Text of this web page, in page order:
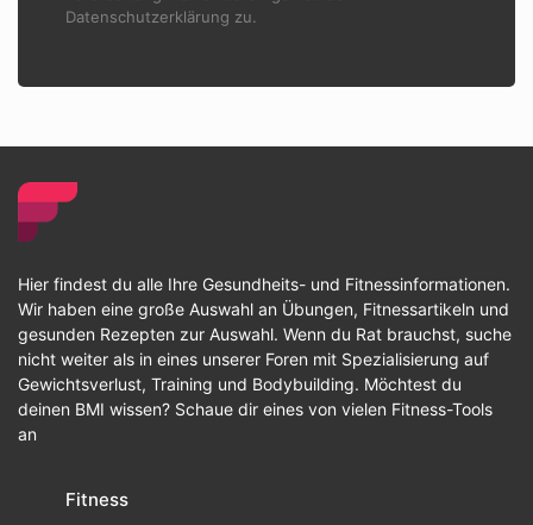
Datenschutzerklärung zu.
Hier findest du alle Ihre Gesundheits- und Fitnessinformationen.
Wir haben eine große Auswahl an Übungen, Fitnessartikeln und
gesunden Rezepten zur Auswahl. Wenn du Rat brauchst, suche
nicht weiter als in eines unserer Foren mit Spezialisierung auf
Gewichtsverlust, Training und Bodybuilding. Möchtest du
deinen BMI wissen? Schaue dir eines von vielen Fitness-Tools
an
Fitness